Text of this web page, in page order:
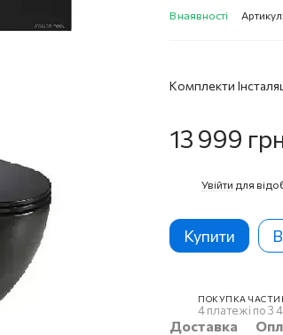
В наявності
Комплекти
13 999
Увійти для
Купити
ПОКУПКА
4 платежі по 3
Доставка